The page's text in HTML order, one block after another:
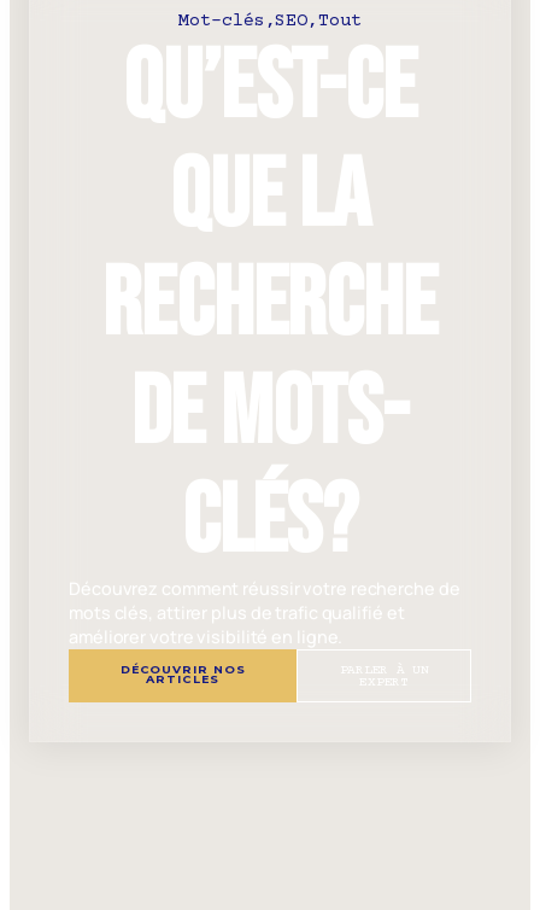
Mot-clés ,SEO,Tout
Qu’est-ce
que la
recherche
de mots-
clés?
Découvrez comment réussir votre recherche de
mots clés, attirer plus de trafic qualifié et
améliorer votre visibilité en ligne.
DÉCOUVRIR NOS
ARTICLES
PARLER À UN
EXPERT